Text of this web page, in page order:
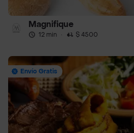
Magnifique
12 min · $ 4500
Envío Gratis